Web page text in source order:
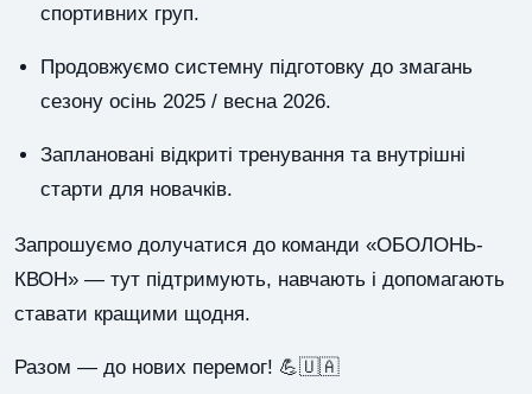
спортивних груп.
Продовжуємо системну підготовку до змагань
сезону осінь 2025 / весна 2026.
Заплановані відкриті тренування та внутрішні
старти для новачків.
Запрошуємо долучатися до команди «ОБОЛОНЬ-
КВОН» — тут підтримують, навчають і допомагають
ставати кращими щодня.
Разом — до нових перемог! 💪🇺🇦